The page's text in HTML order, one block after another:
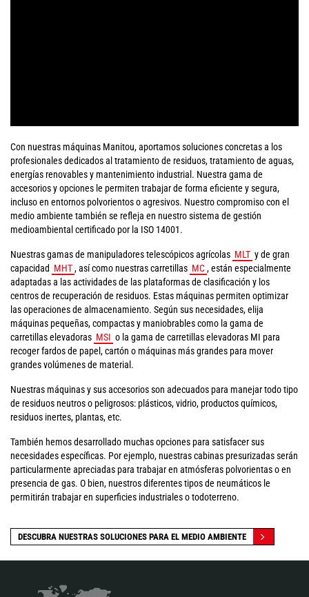
Con nuestras máquinas Manitou, aportamos soluciones concretas a los
profesionales dedicados al tratamiento de residuos, tratamiento de aguas,
energías renovables y mantenimiento industrial. Nuestra gama de
accesorios y opciones le permiten trabajar de forma eficiente y segura,
incluso en entornos polvorientos o agresivos. Nuestro compromiso con el
medio ambiente también se refleja en nuestro sistema de gestión
medioambiental certificado por la ISO 14001.
Nuestras gamas de manipuladores telescópicos agrícolas MLT y de gran
capacidad MHT, así como nuestras carretillas MC, están especialmente
adaptadas a las actividades de las plataformas de clasificación y los
centros de recuperación de residuos. Estas máquinas permiten optimizar
las operaciones de almacenamiento. Según sus necesidades, elija
máquinas pequeñas, compactas y maniobrables como la gama de
carretillas elevadoras MSI o la gama de carretillas elevadoras MI para
recoger fardos de papel, cartón o máquinas más grandes para mover
grandes volúmenes de material.
Nuestras máquinas y sus accesorios son adecuados para manejar todo tipo
de residuos neutros o peligrosos: plásticos, vidrio, productos químicos,
residuos inertes, plantas, etc.
También hemos desarrollado muchas opciones para satisfacer sus
necesidades específicas. Por ejemplo, nuestras cabinas presurizadas serán
particularmente apreciadas para trabajar en atmósferas polvorientas o en
presencia de gas. O bien, nuestros diferentes tipos de neumáticos le
permitirán trabajar en superficies industriales o todoterreno.
DESCUBRA NUESTRAS SOLUCIONES PARA EL MEDIO AMBIENTE